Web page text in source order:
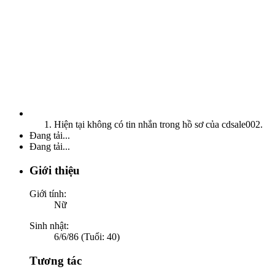
Hiện tại không có tin nhắn trong hồ sơ của cdsale002.
Đang tải...
Đang tải...
Giới thiệu
Giới tính:
Nữ
Sinh nhật:
6/6/86 (Tuổi: 40)
Tương tác